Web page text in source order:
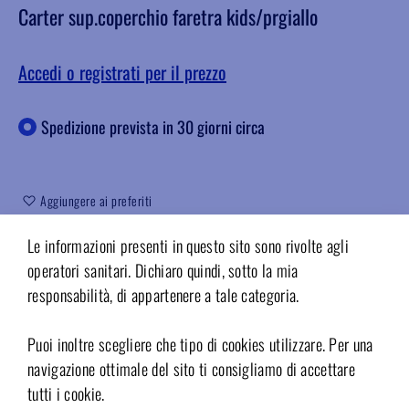
Le informazioni presenti in questo sito sono rivolte agli
operatori sanitari. Dichiaro quindi, sotto la mia
responsabilità, di appartenere a tale categoria.
Puoi inoltre scegliere che tipo di cookies utilizzare. Per una
navigazione ottimale del sito ti consigliamo di accettare
tutti i cookie.
Carter sup.coperchio faretra kids/prgiallo
Accedi o registrati per il prezzo
Spedizione prevista in 30 giorni circa
Aggiungere ai preferiti
Codice:DE1.02KP